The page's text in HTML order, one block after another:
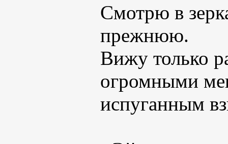
Смотрю в
прежнюю.
Вижу только
огромными
испуганным